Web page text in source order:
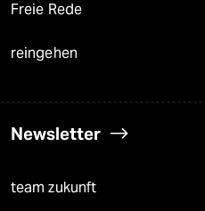
Freie Rede
reingehen
Newsletter
team zukunft